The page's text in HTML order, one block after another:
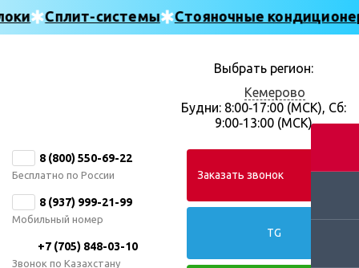
Сплит-системы Стояночные
Выбрать регион:
Кемерово
Будни: 8:00‑17:00 (МСК), Сб:
9:00‑13:00 (МСК)
8 (800) 550-69-22
Бесплатно по России
8 (937) 999-21-99
Мобильный номер
+7 (705) 848-03-10
Звонок по Казахстану
Заказать звонок
TG